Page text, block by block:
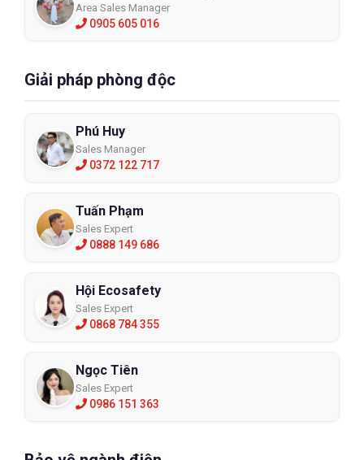
Area Sales Manager
0905 605 016
Giải pháp phòng độc
Phú Huy
Sales Manager
0372 122 717
Tuấn Phạm
Sales Expert
0888 149 686
Hội Ecosafety
Sales Expert
0868 784 355
Ngọc Tiên
Sales Expert
0986 151 363